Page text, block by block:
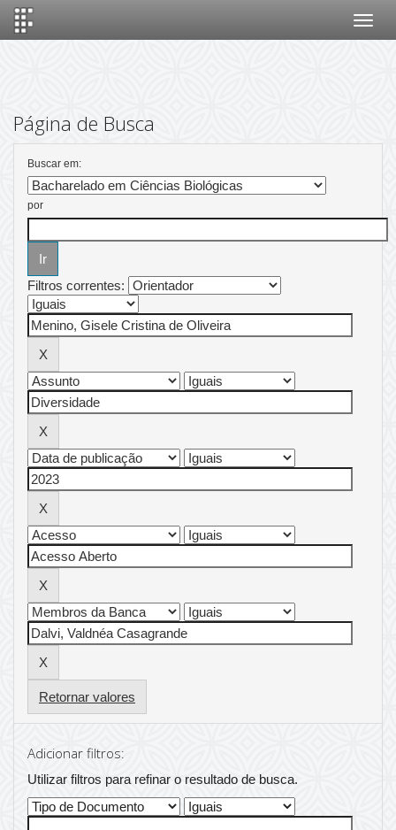
Página de Busca
Buscar em:
por
Filtros correntes:
Retornar valores
Adicionar filtros:
Utilizar filtros para refinar o resultado de busca.